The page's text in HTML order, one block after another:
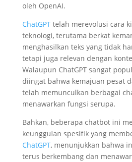
oleh OpenAI.
ChatGPT telah merevolusi cara
teknologi, terutama berkat
menghasilkan teks yang tidak
tetapi juga relevan dengan
Walaupun ChatGPT sangat
diingat bahwa kemajuan pesat
telah memunculkan berbagai
menawarkan fungsi serupa.
Bahkan, beberapa chatbot ini
keunggulan spesifik yang
ChatGPT, menunjukkan bahwa
terus berkembang dan